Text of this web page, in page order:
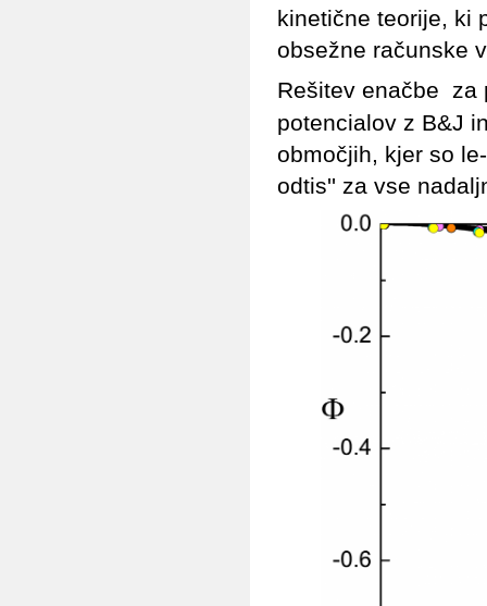
kinetične teorije, ki
obsežne računske
Rešitev enačbe za
potencialov z B&J
območjih, kjer so
odtis'' za vse